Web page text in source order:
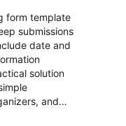
form template
submissions
date and
solution
and